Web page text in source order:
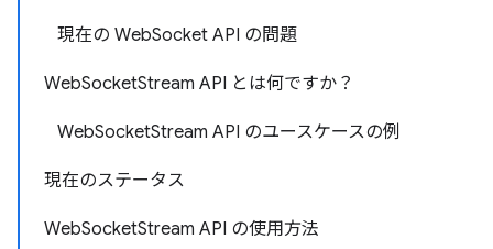
現在の WebSocket API の問題
WebSocketStream API とは何ですか？
WebSocketStream API のユースケースの例
現在のステータス
WebSocketStream API の使用方法